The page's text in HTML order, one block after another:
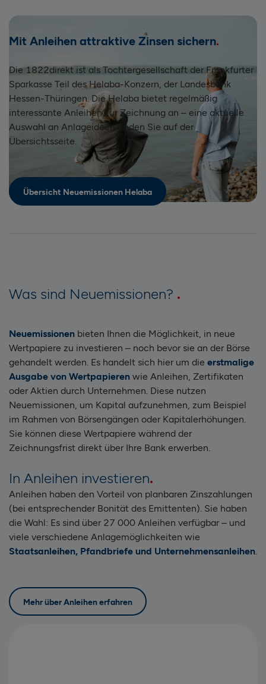
Mit Anleihen attraktive Zinsen sichern
Die 1822direkt ist als Tochtergesellschaft der Frankfurter
Sparkasse Teil des Helaba-Konzern, der Landesbank
Hessen-Thüringen. Die Helaba bietet regelmäßig
interessante Anleihen zur Zeichnung an – eine aktuelle
Auswahl an Anlageideen finden Sie auf der
Übersichtsseite.
Übersicht Neuemissionen Helaba
Was sind Neuemissionen?
Neuemissionen bieten Ihnen die Möglichkeit, in neue
Wertpapiere zu investieren – noch bevor sie an der Börse
gehandelt werden. Es handelt sich hier um die erstmalige
Ausgabe von Wertpapieren wie Anleihen, Zertifikaten
oder Aktien durch Unternehmen. Diese nutzen
Neuemissionen, um Kapital aufzunehmen, zum Beispiel
im Rahmen von Börsengängen oder Kapitalerhöhungen.
Sie können diese Wertpapiere während der
Zeichnungsfrist direkt über Ihre Bank erwerben.
In Anleihen investieren
Anleihen haben den Vorteil von planbaren Zinszahlungen
(bei entsprechender Bonität des Emittenten). Sie haben
die Wahl: Es sind über 27 000 Anleihen verfügbar – und
viele verschiedene Anlagemöglichkeiten wie
Staatsanleihen, Pfandbriefe und Unternehmensanleihen.
Mehr über Anleihen erfahren